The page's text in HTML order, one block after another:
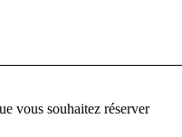
vous souhaitez réserver